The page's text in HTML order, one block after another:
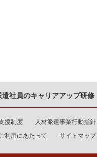
遣社員のキャリアアップ研修
援制度 人材派遣事業行動指針
利用にあたって
サイトマップ